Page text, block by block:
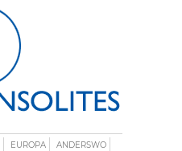
EUROPA
ANDERSWO